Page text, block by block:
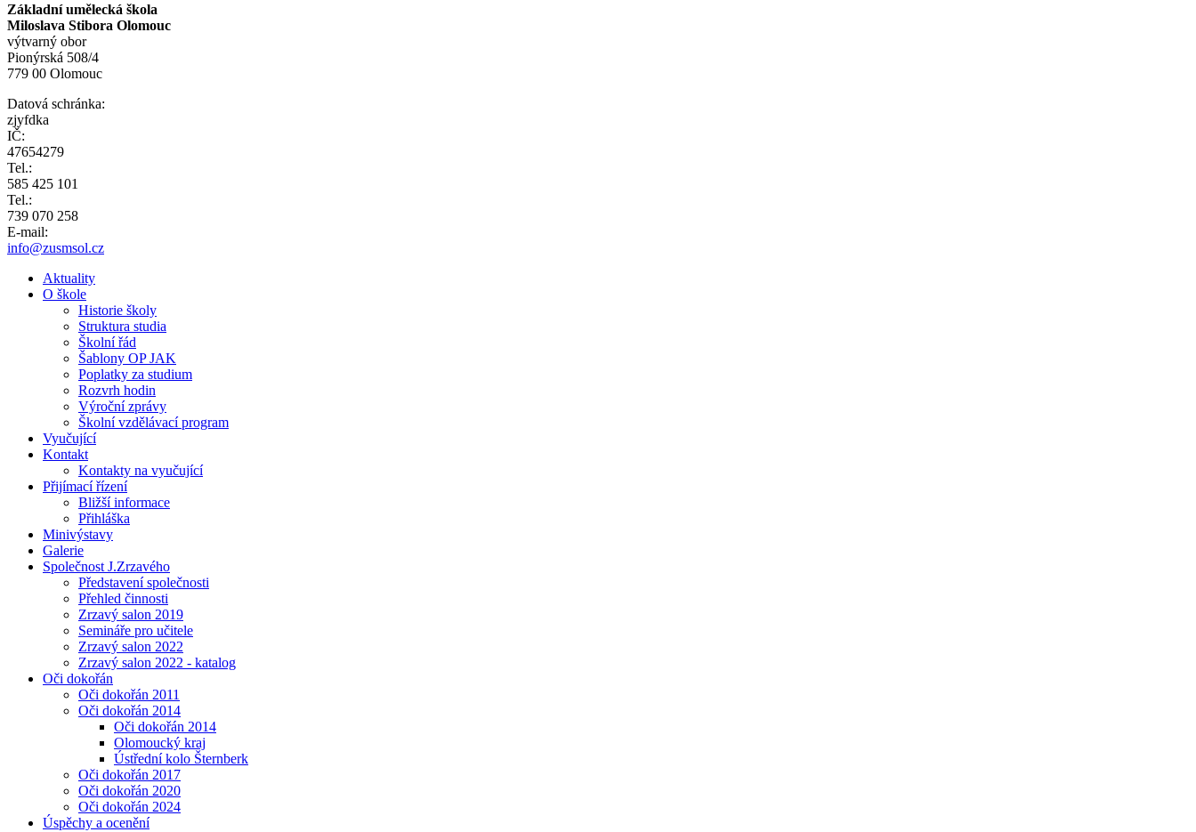
Základní umělecká škola
Miloslava Stibora Olomouc
výtvarný obor
Pionýrská 508/4
779 00 Olomouc
Datová schránka:
zjyfdka
IČ:
47654279
Tel.:
585 425 101
Tel.:
739 070 258
E-mail:
info@zusmsol.cz
Aktuality
O škole
Historie školy
Struktura studia
Školní řád
Šablony OP JAK
Poplatky za studium
Rozvrh hodin
Výroční zprávy
Školní vzdělávací program
Vyučující
Kontakt
Kontakty na vyučující
Přijímací řízení
Bližší informace
Přihláška
Minivýstavy
Galerie
Společnost J.Zrzavého
Představení společnosti
Přehled činnosti
Zrzavý salon 2019
Semináře pro učitele
Zrzavý salon 2022
Zrzavý salon 2022 - katalog
Oči dokořán
Oči dokořán 2011
Oči dokořán 2014
Oči dokořán 2014
Olomoucký kraj
Ústřední kolo Šternberk
Oči dokořán 2017
Oči dokořán 2020
Oči dokořán 2024
Úspěchy a ocenění